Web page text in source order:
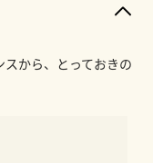
から、とっておきの